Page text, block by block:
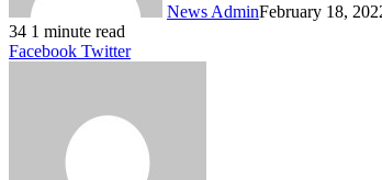
News AdminFebruary 18,
34 1 minute read
Facebook TwitterLinkedIn
Tumblr
Pinterest
Reddit
VKontakte
Share
Print